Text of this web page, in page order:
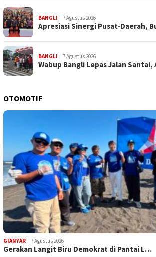
BANGLI 7 Agustus 2026
Apresiasi Sinergi Pusat-Daerah,
BANGLI 7 Agustus 2026
Wabup Bangli Lepas Jalan Santai,
OTOMOTIF
GIANYAR 7 Agustus 2026
Gerakan Langit Biru Demokrat di Pantai L…